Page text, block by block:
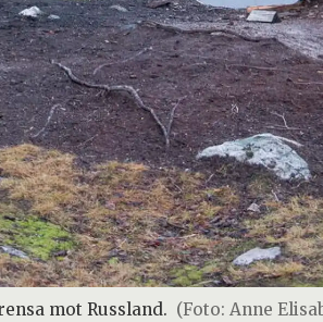
mot Russland. (Foto: Anne